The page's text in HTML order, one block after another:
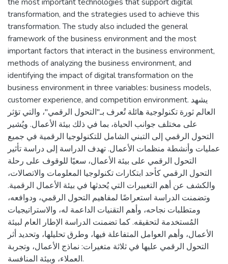
transformation, and the strategies used to achieve this
transformation. The study also included the general
framework of the business environment and the most
important factors that interact in the business environment,
methods of analyzing the business environment, and
identifying the impact of digital transformation on the
business environment in three variables: business models,
customer experience, and competition environment. يشهد
العالم ثورة تكنولوجية هائلة تُعرف بـ"التحول الرقمي"، والتي تؤثر
على مختلف جوانب الحياة، بما في ذلك بيئة الأعمال. ويُشير
التحول الرقمي إلى التبني الشامل للتكنولوجيا الرقمية في جميع
عمليات وأنشطة منظمات الأعمال. تهدف الدراسة إلى دراسة تأثير
التحول الرقمي على بيئة الأعمال، سعيًا للوقوف على رحلة
التحول الرقمي كأحد ابتكارات تكنولوجيا المعلومات والاتصالات،
والكشف عن أهم التغييرات التي يُحدثها في بيئة الأعمال الرقمية.
وتضمنت الدراسة استعراضًا لمفاهيم التحول الرقمي، ودوافعه،
ومتطلبات نجاحه، وأهم التقنيات الداعمة له، والاستراتيجيات
المُستخدمة لتحقيقه. كما تضمنت الدراسة الإطار العام لبيئة
الأعمال، وأهم العوامل المتفاعلة فيها، وطرق تحليلها، وتحديد أثر
التحول الرقمي عليها في ثلاثة متغيرات: نماذج الأعمال، وتجربة
العملاء، وبيئة المنافسة.